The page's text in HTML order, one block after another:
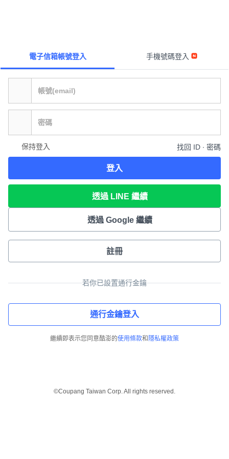
電子信箱帳號登入 手機號碼登入
保持登入 找回 ID ∙ 密碼
登入
透過 LINE 繼續
透過 Google 繼續
註冊
若你已設置通行金鑰
通行金鑰登入
繼續即表示您同意酷澎的使用條款和 隱私權政策
©Coupang Taiwan Corp. All rights reserved.